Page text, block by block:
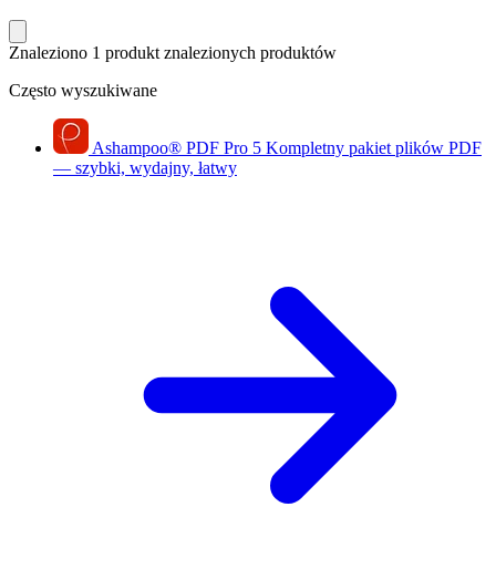
Znaleziono 1 produkt znalezionych produktów
Często wyszukiwane
Ashampoo® PDF Pro 5 Kompletny pakiet plików PDF
— szybki, wydajny, łatwy